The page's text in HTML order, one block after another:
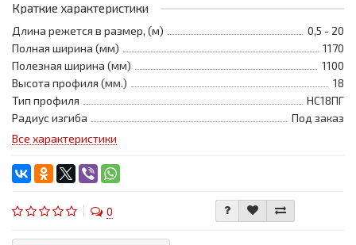
Краткие характеристики
Длина режется в размер, (м)
0,5 - 20
Полная ширина (мм)
1170
Полезная ширина (мм)
1100
Высота профиля (мм.)
18
Тип профиля
НС18ПГ
Радиус изгиба
Под заказ
Все характеристики
0